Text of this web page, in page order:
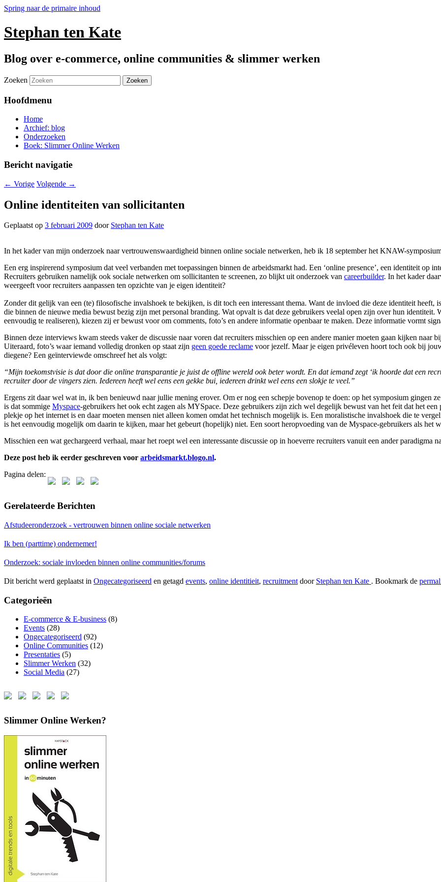
Spring naar de primaire inhoud
Stephan ten Kate
Blog over e-commerce, online communities & slimmer werken
Zoeken
Hoofdmenu
Home
Archief: blog
Onderzoeken
Boek: Slimmer Online Werken
Bericht navigatie
← Vorige Volgende →
Online identiteiten van sollicitanten
Geplaatst op 3 februari 2009 door Stephan ten Kate
In het kader van mijn onderzoek naar vertrouwenswaardigheid binnen online sociale netwerken, heb ik 18 september het KNAW-
Een erg inspirerend symposium dat veel verbanden met toepassingen binnen de arbeidsmarkt had. Een ‘online presence’, een identiteit op
Recruiters gebruiken namelijk ook sociale netwerken om sollicitanten te screenen, zo blijkt uit onderzoek van careerbuilder. In het kader
weergeeft voor recruiters aanpassen ten opzichte van je eigen identiteit?
Zonder dit gelijk van een (te) filosofische invalshoek te bekijken, is dit toch een interessant thema. Want de invloed die deze identiteit heeft, is
die binnen de nieuwe media bewust bezig zijn met personal branding. Wat opvalt is dat deze gebruikers veelal open zijn over hun
eenvoudig te realiseren), kiezen zij er bewust voor om comments, foto’s en andere informatie openbaar te maken. Deze informatie vormt
Binnen deze interviews kwam steeds vaker de discussie naar voren dat recruiters misschien op een andere manier moeten gaan kijken naar
Uiteraard, foto’s waar iemand volledig dronken op staat zijn geen goede reclame voor jezelf. Maar je eigen privéleven hoort toch ook bij
diegene? Een geïnterviewde omschreef het als volgt:
“Mijn toekomstvisie is dat door die online transparantie je juist de offline wereld ook beter wordt. En dat iemand zegt ‘ik hoorde dat een
recruiter door de vingers zien. Iedereen heeft wel eens een gekke bui, iedereen drinkt wel eens een slokje te veel.”
Ergens zit daar wel wat in, ik ben benieuwd naar jullie mening erover. Om er nog een schepje bovenop te doen: op het symposium gingen
is dat sommige Myspace-gebruikers het ook echt zagen als MYSpace. Deze gebruikers zijn zich wel degelijk bewust van het feit dat het
plekje op het internet is en daar moeten mensen niet alleen komen omdat het technisch mogelijk is. Een moralistische invalshoek die te
is het eenvoudig mogelijk om daarin te kijken, maar het gebeurt (hopelijk) niet. Een soort heropvoeding van de Myspace-gebruikers als het
Misschien een wat gechargeerd verhaal, maar het roept wel een interessante discussie op in hoeverre recruiters vanuit een ander paradigma
Deze post heb ik eerder geschreven voor arbeidsmarkt.blogo.nl.
Pagina delen:
Gerelateerde Berichten
Afstudeeronderzoek - vertrouwen binnen online sociale netwerken
Ik ben (parttime) ondernemer!
Onderzoek: sociale invloeden binnen online communities/forums
Dit bericht werd geplaatst in Ongecategoriseerd en getagd events, online identitieit, recruitment door Stephan ten Kate . Bookmark de
Categorieën
E-commerce & E-business (8)
Events (28)
Ongecategoriseerd (92)
Online Communities (12)
Presentaties (5)
Slimmer Werken (32)
Social Media (27)
Slimmer Online Werken?